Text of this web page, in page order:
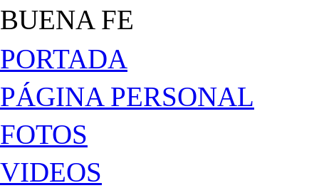
BUENA FE
PORTADA
PÁGINA PERSONAL
FOTOS
VIDEOS